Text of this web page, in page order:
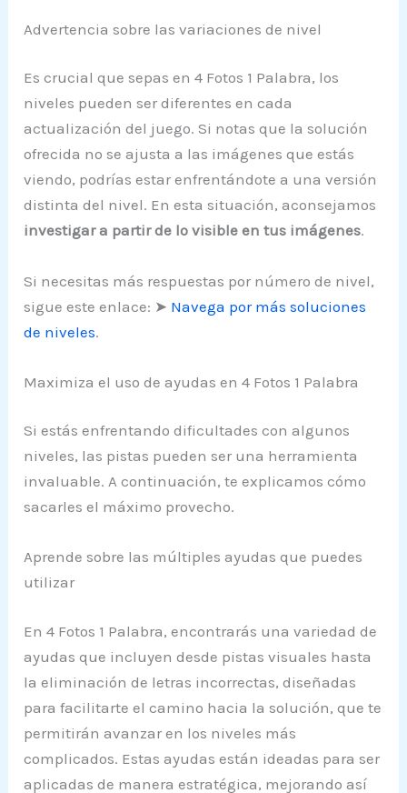
Advertencia sobre las variaciones de nivel
Es crucial que sepas en 4 Fotos 1 Palabra, los
niveles pueden ser diferentes en cada
actualización del juego. Si notas que la solución
ofrecida no se ajusta a las imágenes que estás
viendo, podrías estar enfrentándote a una versión
distinta del nivel. En esta situación, aconsejamos
investigar a partir de lo visible en tus imágenes.
Si necesitas más respuestas por número de nivel,
sigue este enlace: ➤ Navega por más soluciones
de niveles.
Maximiza el uso de ayudas en 4 Fotos 1 Palabra
Si estás enfrentando dificultades con algunos
niveles, las pistas pueden ser una herramienta
invaluable. A continuación, te explicamos cómo
sacarles el máximo provecho.
Aprende sobre las múltiples ayudas que puedes
utilizar
En 4 Fotos 1 Palabra, encontrarás una variedad de
ayudas que incluyen desde pistas visuales hasta
la eliminación de letras incorrectas, diseñadas
para facilitarte el camino hacia la solución, que te
permitirán avanzar en los niveles más
complicados. Estas ayudas están ideadas para ser
aplicadas de manera estratégica, mejorando así